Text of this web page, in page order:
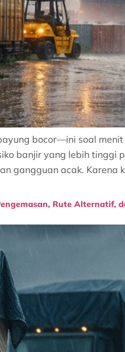
bocor—ini soal
banjir yang lebih tinggi
gangguan acak. Karena
Rute Alternatif,